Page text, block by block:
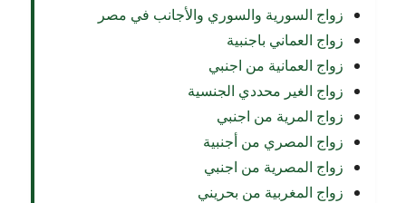
زواج السورية والسوري والأجانب في مصر
زواج العماني باجنبية
زواج العمانية من اجنبي
زواج الغير محددي الجنسية
زواج المرية من اجنبي
زواج المصري من أجنبية
زواج المصرية من اجنبي
زواج المغربية من بحريني